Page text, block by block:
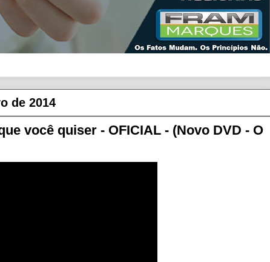
de 2014
você quiser - OFICIAL - (Novo DVD - O